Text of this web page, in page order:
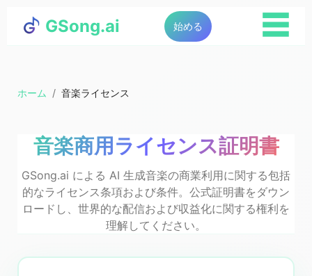
GSong.ai 始める ☰
ホーム / 音楽ライセンス
音楽商用ライセンス証明書
GSong.ai による AI 生成音楽の商業利用に関する包括
的なライセンス条項および条件。公式証明書をダウン
ロードし、世界的な配信および収益化に関する権利を
理解してください。